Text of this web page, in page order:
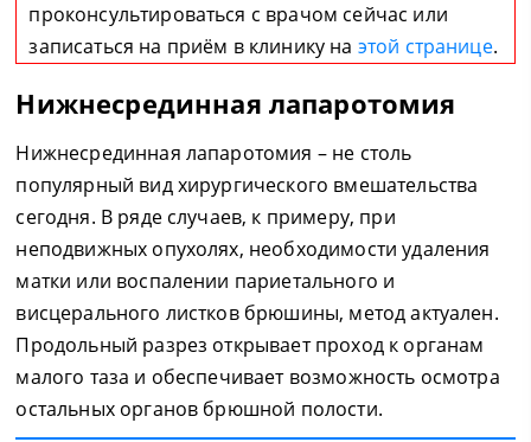
проконсультироваться с врачом сейчас или
записаться на приём в клинику на этой странице.
Нижнесрединная лапаротомия
Нижнесрединная лапаротомия – не столь
популярный вид хирургического вмешательства
сегодня. В ряде случаев, к примеру, при
неподвижных опухолях, необходимости удаления
матки или воспалении париетального и
висцерального листков брюшины, метод актуален.
Продольный разрез открывает проход к органам
малого таза и обеспечивает возможность осмотра
остальных органов брюшной полости.